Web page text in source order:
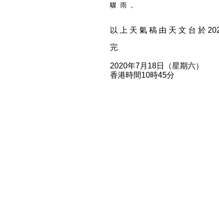
驟 雨 。
以 上 天 氣 稿 由 天 文 台 於
完
2020年7月18日（星期六）
香港時間10時45分